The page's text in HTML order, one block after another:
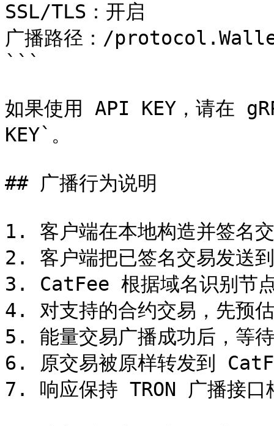
SSL/TLS：开启
广播路径：/
```
如果使用 API KEY，请在
KEY`。
## 广播行为说明
1. 客户端在本地构造并签名
2. 客户端把已签名交易发送
3. CatFee 根据域名识别节
4. 对支持的合约交易，先预
5. 能量交易广播成功后，等
6. 原交易被原样转发到
7. 响应保持 TRON 广播接口